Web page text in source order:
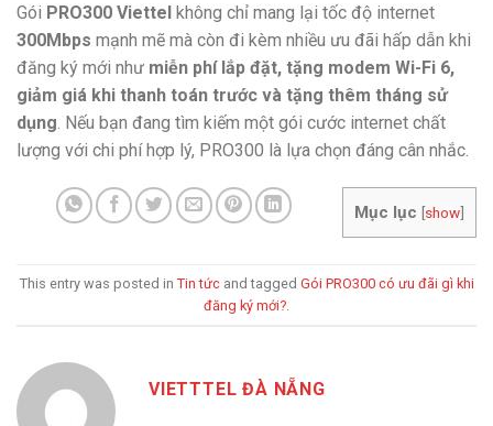
Gói PRO300 Viettel không chỉ mang lại tốc độ internet
300Mbps mạnh mẽ mà còn đi kèm nhiều ưu đãi hấp dẫn khi
đăng ký mới như miễn phí lắp đặt, tặng modem Wi-Fi 6,
giảm giá khi thanh toán trước và tặng thêm tháng sử
dụng. Nếu bạn đang tìm kiếm một gói cước internet chất
lượng với chi phí hợp lý, PRO300 là lựa chọn đáng cân nhắc.
Mục lục [show]
This entry was posted in Tin tứcand tagged Gói PRO300 có ưu đãi gì khi
đăng ký mới?
VIETTTEL ĐÀ NẴNG